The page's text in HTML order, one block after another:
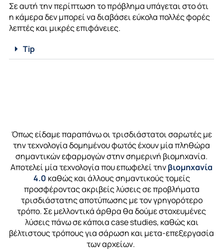
Σε αυτή την περίπτωση το πρόβλημα υπάγεται στο ότι
η κάμερα δεν μπορεί να διαβάσει εύκολα πολλές φορές
λεπτές και μικρές επιφάνειες.
Tip
Όπως είδαμε παραπάνω οι τρισδιάστατοι σαρωτές με
την τεχνολογία δομημένου φωτός έχουν μία πληθώρα
σημαντικών εφαρμογών στην σημερινή βιομηχανία.
Αποτελεί μία τεχνολογία πουεπωφελείτηνβιομηχανία
4.0 καθώς και άλλους σημαντικούς τομείς
προσφέροντας ακριβείς λύσεις σε προβλήματα
τρισδιάστατης αποτύπωσης με τον γρηγορότερο
τρόπο. Σε μελλοντικά άρθρα θα δούμεστοχευμένες
λύσεις πάνω σε κάποιαcase studies, καθώς και
βέλτιστους τρόπους για σάρωση καιμετα-επεξεργασία
των αρχείων.